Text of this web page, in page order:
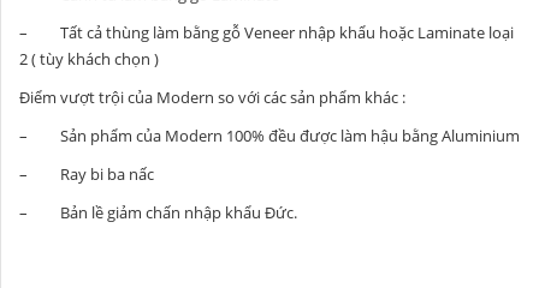
– Tất cả thùng làm bằng gỗ Veneer nhập khẩu hoặc Laminate loại
2 ( tùy khách chọn )
Điểm vượt trội của Modern so với các sản phẩm khác :
– Sản phẩm của Modern 100% đều được làm hậu bằng Aluminium
– Ray bi ba nấc
– Bản lề giảm chấn nhập khẩu Đức.